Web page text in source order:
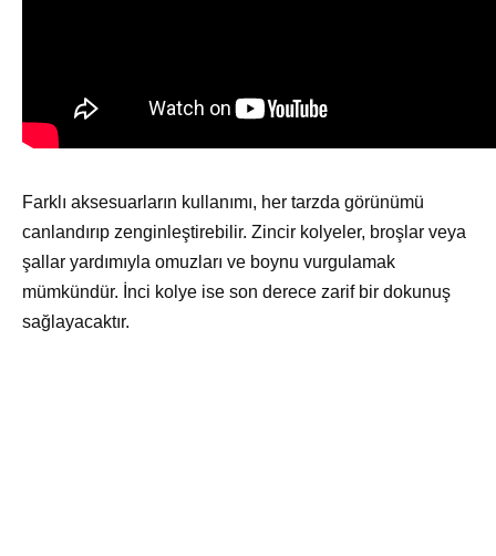
Farklı aksesuarların kullanımı, her tarzda görünümü
canlandırıp zenginleştirebilir. Zincir kolyeler, broşlar veya
şallar yardımıyla omuzları ve boynu vurgulamak
mümkündür. İnci kolye ise son derece zarif bir dokunuş
sağlayacaktır.